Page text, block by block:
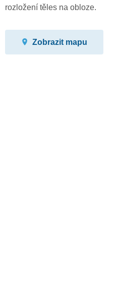
rozložení těles na obloze.
Zobrazit mapu